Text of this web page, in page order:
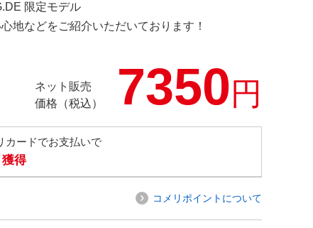
限定モデル
地などをご紹介いただいております！
ネット販売
価格（税込）
7350円
カードでお支払いで
得
コメリポイントについて